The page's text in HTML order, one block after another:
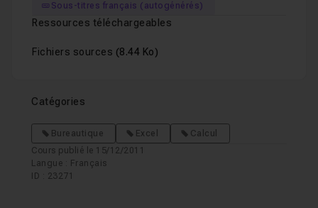
Sous-titres français (autogénérés)
Ressources téléchargeables
Fichiers sources (8.44 Ko)
Catégories
Bureautique Excel
Calcul
Cours publié le 15/12/2011
Langue : Français
ID : 23271